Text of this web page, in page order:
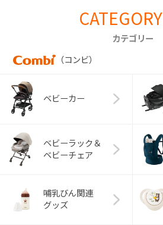
CATEGORY
カテゴリー
（コンビ）
ベビーカー
ベビーラック＆
ベビーチェア
哺乳びん関連
グッズ